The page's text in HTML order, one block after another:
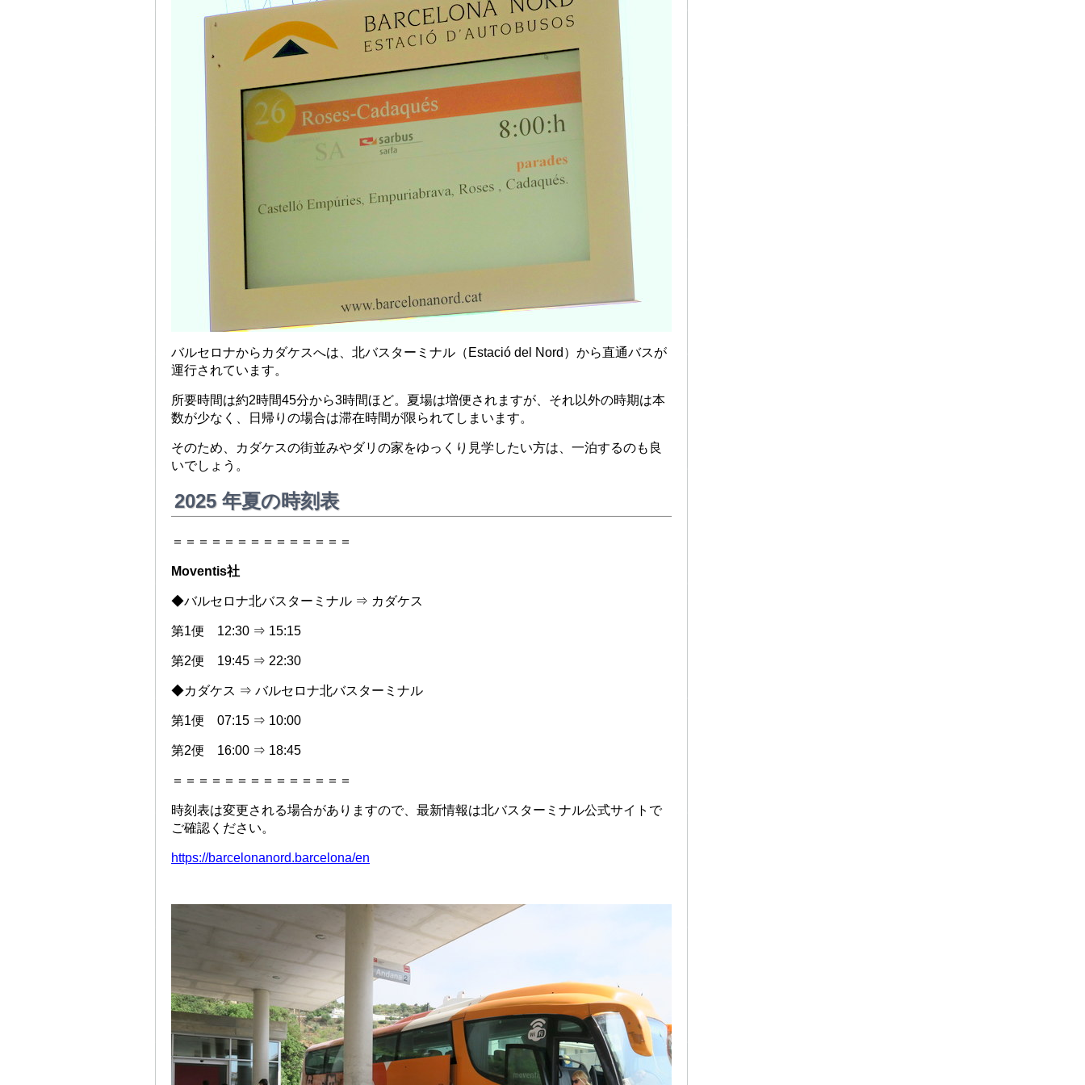
バルセロナからカダケスへは、北バスターミナル（Estació del Nord）から直通バスが
運行されています。
所要時間は約2時間45分から3時間ほど。夏場は増便されますが、それ以外の時期は本
数が少なく、日帰りの場合は滞在時間が限られてしまいます。
そのため、カダケスの街並みやダリの家をゆっくり見学したい方は、一泊するのも良
いでしょう。
2025 年夏の時刻表
＝＝＝＝＝＝＝＝＝＝＝＝＝＝
Moventis社
◆バルセロナ北バスターミナル ⇒ カダケス
第1便 12:30 ⇒ 15:15
第2便 19:45 ⇒ 22:30
◆カダケス ⇒ バルセロナ北バスターミナル
第1便 07:15 ⇒ 10:00
第2便 16:00 ⇒ 18:45
＝＝＝＝＝＝＝＝＝＝＝＝＝＝
時刻表は変更される場合がありますので、最新情報は北バスターミナル公式サイトで
ご確認ください。
https://barcelonanord.barcelona/en